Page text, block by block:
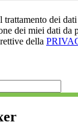
trattamento dei
dei miei dati da
della